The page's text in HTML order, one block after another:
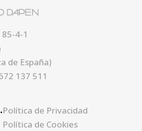
4-1
de España)
137 511
Política de Privacidad
Política de Cookies